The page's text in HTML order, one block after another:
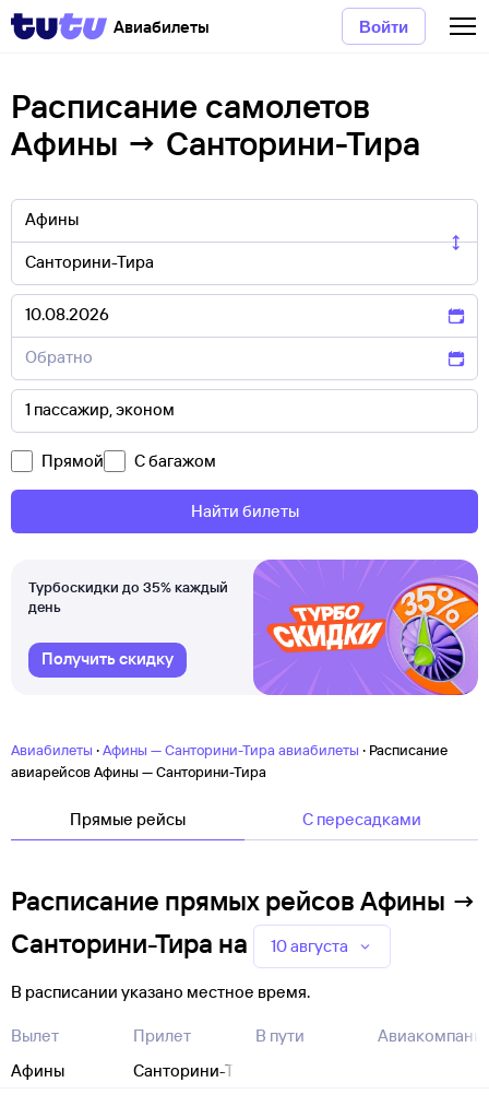
Авиабилеты Войти
Расписание самолетов
Афины → Санторини-Тира
Прямой С багажом
Найти билеты
Турбоскидки до 35% каждый
день
Получить скидку
Авиабилеты ·Афины — Санторини-Тира авиабилеты · Расписание
авиарейсов Афины — Санторини-Тира
Прямые рейсы C пересадками
Расписание прямых рейсов Афины →
Санторини-Тира на 10 августа
В расписании указано местное время.
Вылет
Афины
Прилет
Санторини-Тира
В пути